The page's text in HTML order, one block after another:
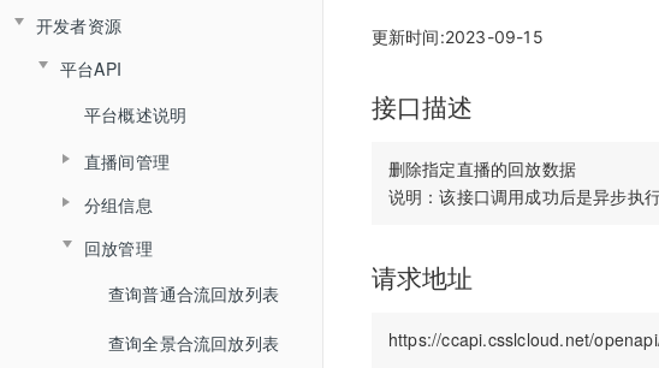
控制台操作手册
直播间管理
创建直播间
直播间设置
链接获取
回放查看
数据总览
监课管理
监课列表
直播间日志
云盘管理
文档库
媒体库
开发者中心
云课堂Web端用户使用手册
产品简介
角色介绍
登录与准备
主界面介绍
云课堂App端用户使用手册
产品简介
角色介绍
登录
界面介绍
教室功能介绍
产品发版记录
发版记录
开发者资源
平台API
平台概述说明
直播间管理
创建直播间
更新直播间
查询直播间信息
创建登录sessionId
分组信息
查询分组场次列表
查询分组列表详情
导入预设分组名单
回放管理
查询普通合流回放列表
查询全景合流回放列表
更新时间:2023-09-15
接口描述
删除指定直播的回放数据
请求地址